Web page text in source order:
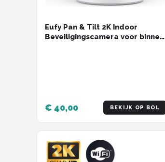
Eufy Pan & Tilt 2K Indoor
Beveiligingscamera voor binnen
€ 40,00 BEKIJK OP BOL